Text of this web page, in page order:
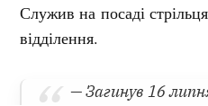
Служив на посаді
відділення.
— Загинув 16